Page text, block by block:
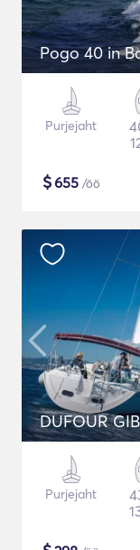
Pogo 40 in
Purjejaht
$655 /öö
DUFOUR
Purjejaht